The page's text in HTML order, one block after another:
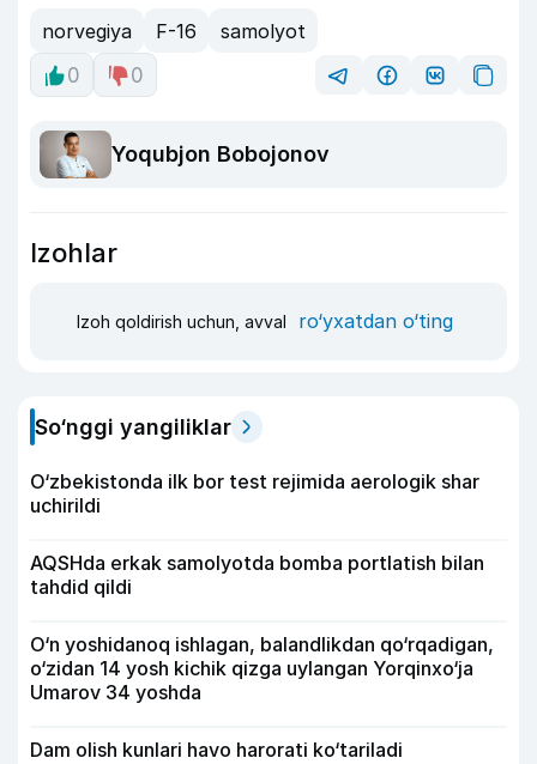
norvegiya F-16
samolyot
0
0
Yoqubjon Bobojonov
Izohlar
Izoh qoldirish uchun, avval ro‘yxatdan o‘ting
So‘nggi yangiliklar
O‘zbekistonda ilk bor test rejimida aerologik shar
uchirildi
AQSHda erkak samolyotda bomba portlatish bilan
tahdid qildi
O‘n yoshidanoq ishlagan, balandlikdan qo‘rqadigan,
o‘zidan 14 yosh kichik qizga uylangan Yorqinxo‘ja
Umarov 34 yoshda
Dam olish kunlari havo harorati ko‘tariladi